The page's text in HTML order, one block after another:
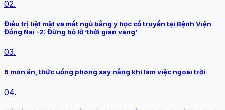
02.
Điều trị liệt mặt và mất ngủ bằng y học cổ truyền tại Bệnh Viện
Đồng Nai -2: Đừng bỏ lỡ ‘thời gian vàng’
03.
6 món ăn, thức uống phòng say nắng khi làm việc ngoài trời
04.